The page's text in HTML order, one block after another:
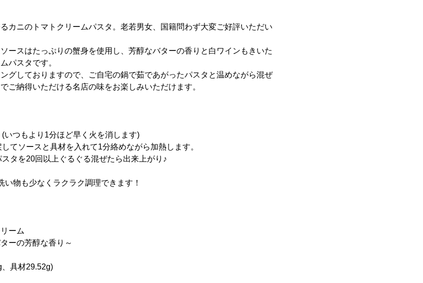
カニのトマトクリームパスタ。老若男女、国籍問わず大変ご好評いただい
ースはたっぷりの蟹身を使用し、芳醇なバターの香りと白ワインもきいた
パスタです。
グしておりますので、ご自宅の鍋で茹であがったパスタと温めながら混ぜ
ご納得いただける名店の味をお楽しみいただけます。
いつもより1分ほど早く火を消します)
てソースと具材を入れて1分絡めながら加熱します。
タを20回以上ぐるぐる混ぜたら出来上がり♪
物も少なくラクラク調理できます！
ーム
の芳醇な香り～
具材29.52g)